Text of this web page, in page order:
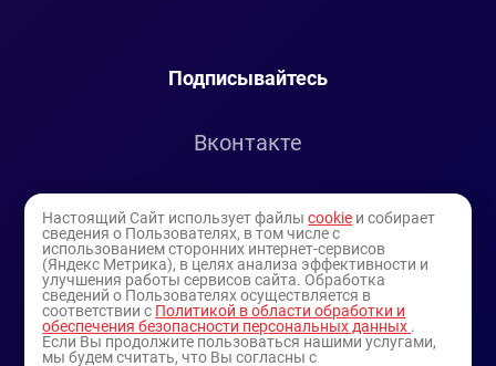
Подписывайтесь
Вконтакте
Youtube
Настоящий Сайт использует файлыcookie и собирает
сведения о Пользователях, в том числе с
использованием сторонних интернет-сервисов
(Яндекс Метрика), в целях анализа эффективности и
улучшения работы сервисов сайта. Обработка
сведений о Пользователях осуществляется в
соответствии с Политикой в области обработки и
обеспечения безопасности персональных данных .
Если Вы продолжите пользоваться нашими услугами,
мы будем считать, что Вы согласны с